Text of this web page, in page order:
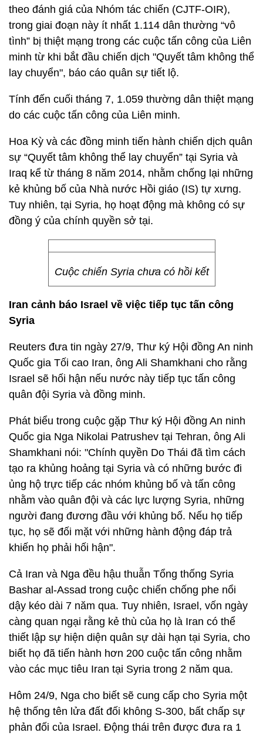
theo đánh giá của Nhóm tác chiến (CJTF-OIR),
trong giai đoạn này ít nhất 1.114 dân thường “vô
tình” bị thiệt mạng trong các cuộc tấn công của Liên
minh từ khi bắt đầu chiến dịch "Quyết tâm không thể
lay chuyển", báo cáo quân sự tiết lộ.
Tính đến cuối tháng 7, 1.059 thường dân thiệt mạng
do các cuộc tấn công của Liên minh.
Hoa Kỳ và các đồng minh tiến hành chiến dịch quân
sự “Quyết tâm không thể lay chuyển” tại Syria và
Iraq kể từ tháng 8 năm 2014, nhằm chống lại những
kẻ khủng bố của Nhà nước Hồi giáo (IS) tự xưng.
Tuy nhiên, tại Syria, họ hoạt động mà không có sự
đồng ý của chính quyền sở tại.
Cuộc chiến Syria chưa có hồi kết
Iran cảnh báo Israel về việc tiếp tục tấn công
Syria
Reuters đưa tin ngày 27/9, Thư ký Hội đồng An ninh
Quốc gia Tối cao Iran, ông Ali Shamkhani cho rằng
Israel sẽ hối hận nếu nước này tiếp tục tấn công
quân đội Syria và đồng minh.
Phát biểu trong cuộc gặp Thư ký Hội đồng An ninh
Quốc gia Nga Nikolai Patrushev tại Tehran, ông Ali
Shamkhani nói: "Chính quyền Do Thái đã tìm cách
tạo ra khủng hoảng tại Syria và có những bước đi
ủng hộ trực tiếp các nhóm khủng bố và tấn công
nhằm vào quân đội và các lực lượng Syria, những
người đang đương đầu với khủng bố. Nếu họ tiếp
tục, họ sẽ đối mặt với những hành động đáp trả
khiến họ phải hối hận".
Cả Iran và Nga đều hậu thuẫn Tổng thống Syria
Bashar al-Assad trong cuộc chiến chống phe nổi
dậy kéo dài 7 năm qua. Tuy nhiên, Israel, vốn ngày
càng quan ngại rằng kẻ thù của họ là Iran có thể
thiết lập sự hiện diện quân sự dài hạn tại Syria, cho
biết họ đã tiến hành hơn 200 cuộc tấn công nhằm
vào các mục tiêu Iran tại Syria trong 2 năm qua.
Hôm 24/9, Nga cho biết sẽ cung cấp cho Syria một
hệ thống tên lửa đất đối không S-300, bất chấp sự
phản đối của Israel. Động thái trên được đưa ra 1